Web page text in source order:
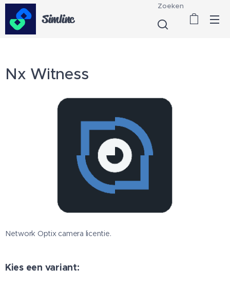
Simlinc
Zoeken
Nx Witness
Network Optix camera licentie.
Kies een variant: